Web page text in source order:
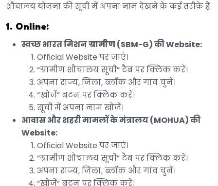
शौचालय योजना की सूची में अपना नाम देखने के कई तरीके हैं:
1. Online:
स्वच्छ भारत मिशनग्रामीण(SBM-G) की Website:
Official Website पर जाएं।
“ग्रामीण शौचालय सूची” टैब पर क्लिक करें।
अपना राज्य, जिला, ब्लॉक और गांव चुनें।
“खोजें” बटन पर क्लिक करें।
सूची में अपना नाम खोजें।
आवास और शहरी मामलों के मंत्रालय (MOHUA) की
Website:
Official Website पर जाएं।
“ग्रामीण शौचालय सूची” टैब पर क्लिक करें।
अपना राज्य, जिला, ब्लॉक और गांव चुनें।
“खोजें” बटन पर क्लिक करें।